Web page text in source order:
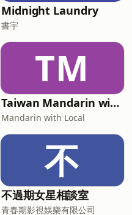
Midnight Laundry
書宇
TM
Taiwan Mandarin with Local Podcast
Mandarin with Local
不
不過期女星相談室
青春期影視娛樂有限公司